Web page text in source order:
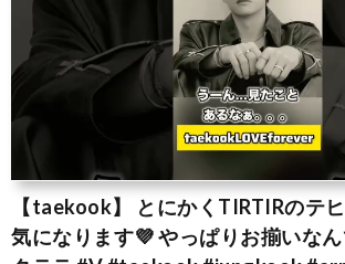
【taekook】 とにかくTIRTIRのテ
気になります💜 やっぱりお揃いな